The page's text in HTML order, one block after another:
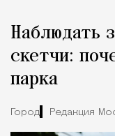
Наблюдать
скетчи:
парка
Город Редакция